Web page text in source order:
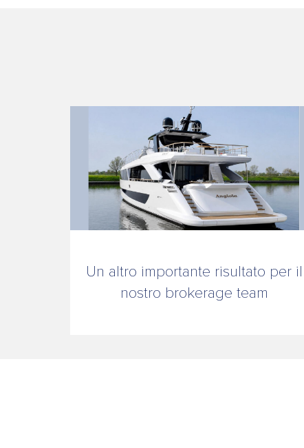
siamo
Contatti
News
Un altro importante risultato per il
nostro brokerage team